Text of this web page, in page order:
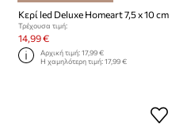
Κερί led Deluxe Homeart 7,5 x 10 cm
Τρέχουσα τιμή:
14,99 €
Αρχική τιμή:17,99 €
Η χαμηλότερη τιμή:17,99 €